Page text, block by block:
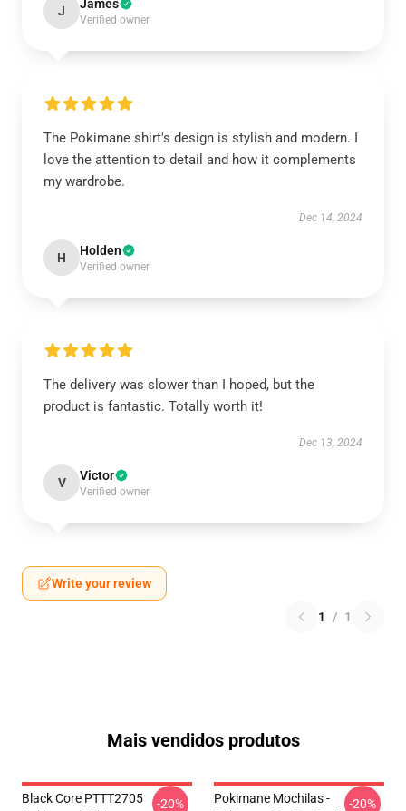
J James
Verified owner
The Pokimane shirt's design is stylish and modern. I
love the attention to detail and how it complements
my wardrobe.
Dec 14, 2024
H Holden
Verified owner
The delivery was slower than I hoped, but the
product is fantastic. Totally worth it!
Dec 13, 2024
V Victor
Verified owner
Write your review
1 / 1
Mais vendidos produtos
Black Core PTTT2705
-20%
Pokimane Mochilas -
-20%